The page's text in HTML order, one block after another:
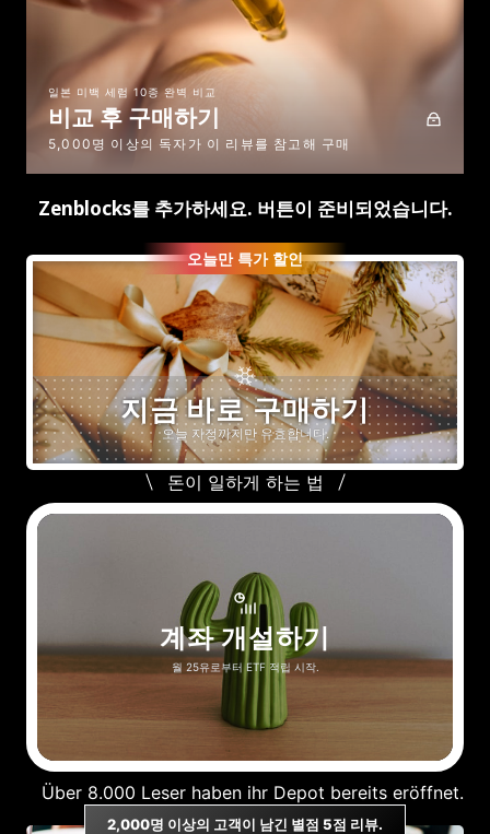
일본 미백 세럼 10종 완벽 비교
비교 후 구매하기
5,000명 이상의 독자가 이 리뷰를 참고해 구매
Zenblocks를 추가하세요. 버튼이 준비되었습니다.
오늘만 특가 할인
지금 바로 구매하기
오늘 자정까지만 유효합니다.
돈이 일하게 하는 법
계좌 개설하기
월 25유로부터 ETF 적립 시작.
Über 8.000 Leser haben ihr Depot bereits eröffnet.
2,000명 이상의 고객이 남긴 별점 5점 리뷰.